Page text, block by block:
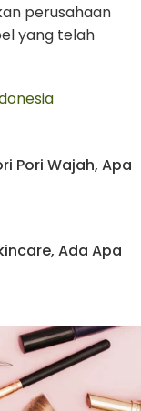
perusahaan
yang telah
Pori Wajah, Apa
Ada Apa